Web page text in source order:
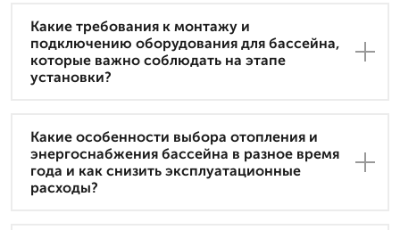
Какие требования к монтажу и
подключению оборудования для бассейна,
которые важно соблюдать на этапе
установки?
Какие особенности выбора отопления и
энергоснабжения бассейна в разное время
года и как снизить эксплуатационные
расходы?